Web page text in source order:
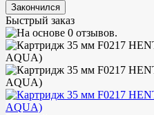
Быстрый заказ